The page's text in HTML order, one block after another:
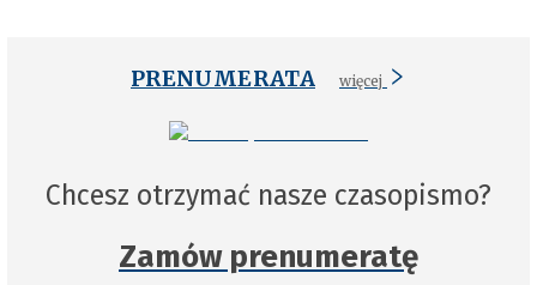
PRENUMERATA więcej
Chcesz otrzymać nasze czasopismo?
Zamów prenumeratę